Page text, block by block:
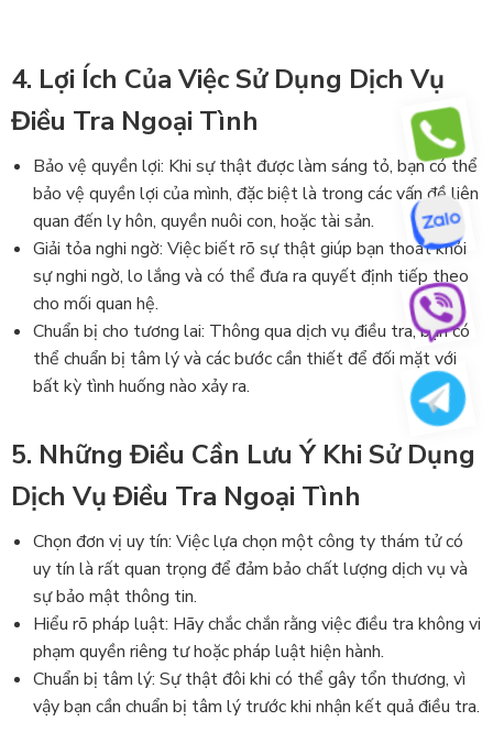
4. Lợi Ích Của Việc Sử Dụng Dịch Vụ
Điều Tra Ngoại Tình
Bảo vệ quyền lợi: Khi sự thật được làm sáng tỏ, bạn có thể
bảo vệ quyền lợi của mình, đặc biệt là trong các vấn đề liên
quan đến ly hôn, quyền nuôi con, hoặc tài sản.
Giải tỏa nghi ngờ: Việc biết rõ sự thật giúp bạn thoát khỏi
sự nghi ngờ, lo lắng và có thể đưa ra quyết định tiếp theo
cho mối quan hệ.
Chuẩn bị cho tương lai: Thông qua dịch vụ điều tra, bạn có
thể chuẩn bị tâm lý và các bước cần thiết để đối mặt với
bất kỳ tình huống nào xảy ra.
5. Những Điều Cần Lưu Ý Khi Sử Dụng
Dịch Vụ Điều Tra Ngoại Tình
Chọn đơn vị uy tín: Việc lựa chọn một công ty thám tử có
uy tín là rất quan trọng để đảm bảo chất lượng dịch vụ và
sự bảo mật thông tin.
Hiểu rõ pháp luật: Hãy chắc chắn rằng việc điều tra không vi
phạm quyền riêng tư hoặc pháp luật hiện hành.
Chuẩn bị tâm lý: Sự thật đôi khi có thể gây tổn thương, vì
vậy bạn cần chuẩn bị tâm lý trước khi nhận kết quả điều tra.